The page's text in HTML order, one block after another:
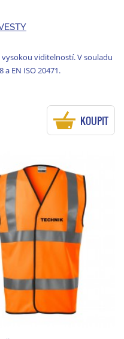
viditelností. V souladu
a EN ISO 20471.
KOUPIT